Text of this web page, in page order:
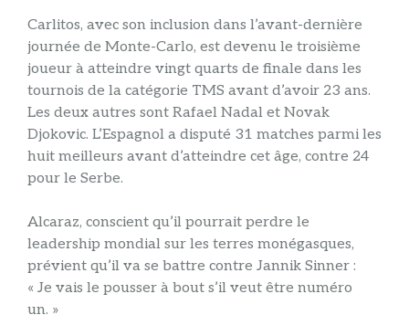
Carlitos, avec son inclusion dans l’avant-dernière
journée de Monte-Carlo, est devenu le troisième
joueur à atteindre vingt quarts de finale dans les
tournois de la catégorie TMS avant d’avoir 23 ans.
Les deux autres sont Rafael Nadal et Novak
Djokovic. L’Espagnol a disputé 31 matches parmi les
huit meilleurs avant d’atteindre cet âge, contre 24
pour le Serbe.
Alcaraz, conscient qu’il pourrait perdre le
leadership mondial sur les terres monégasques,
prévient qu’il va se battre contre Jannik Sinner :
« Je vais le pousser à bout s’il veut être numéro
un. »